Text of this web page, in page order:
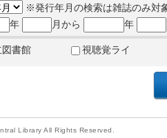
※発行年月の検索は雑誌のみ対
年
月から 年
図書館 視聴覚ライ
Library All Rights Reserved.